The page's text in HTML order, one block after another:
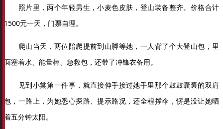
照片里，两个年轻男生，小麦色皮肤，登山装备整齐。价格合计
1500元一天，门票自理。
爬山当天，两位陪爬提前到山脚等她，一人背了个大登山包，里
面塞着水、能量棒、急救包，还带了冲锋衣备用。
见到小棠第一件事，就直接伸手接过她手里那个鼓鼓囊囊的双肩
包，一路上，为她悉心探路、提示路况，还全程撑伞，愣是没让她晒
着五分钟太阳。